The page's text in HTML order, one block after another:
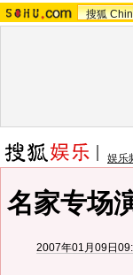
搜狐
娱乐
名家专场
2007年01月09日